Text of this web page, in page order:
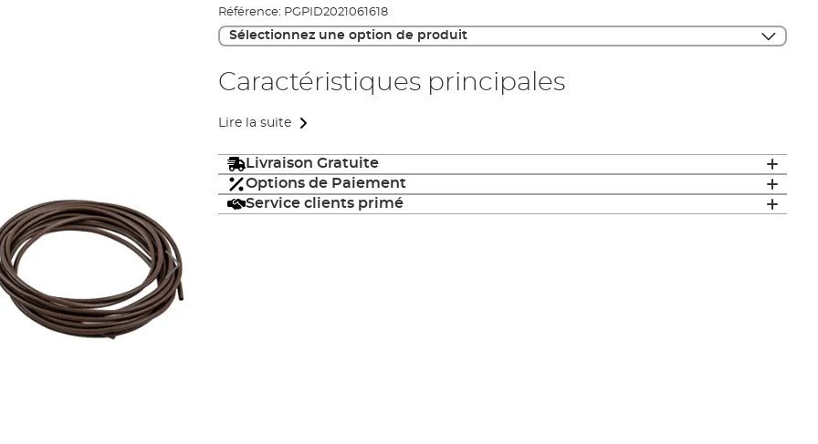
Référence: PGPID2021061618
Sélectionnez une option de produit
Caractéristiques principales
Lire la suite
Livraison Gratuite
Options de Paiement
Service clients primé